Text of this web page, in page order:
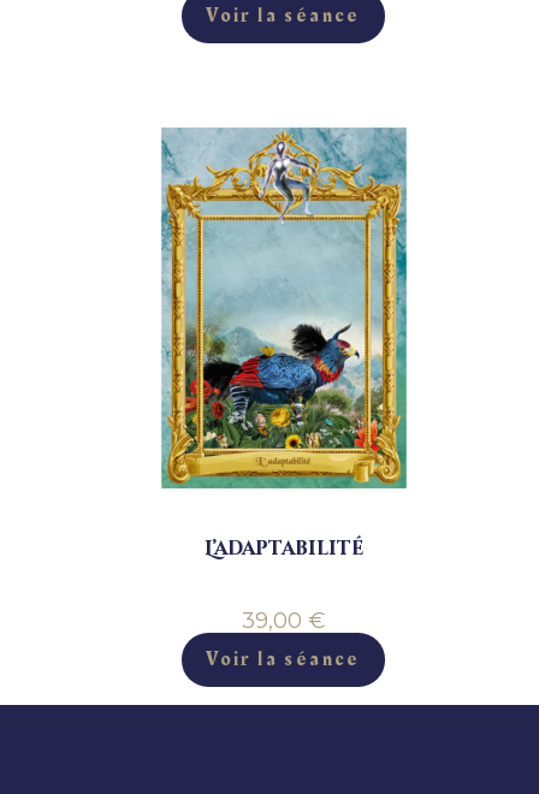
Voir la séance
L’adaptabilité
39,00 €
Voir la séance